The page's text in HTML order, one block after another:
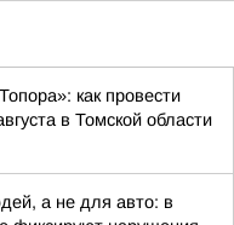
как провести
в Томской области
а не для авто: в